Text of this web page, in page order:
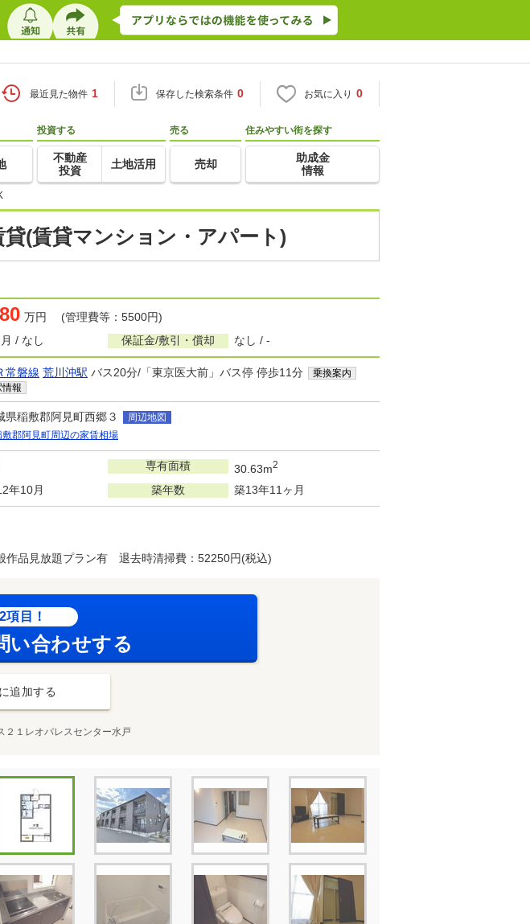
最近見た物件 1 保存した検索条件 0 お気に入り 0
投資する
不動産
投資
土地活用
売る
売却
住みやすい街を探す
助成金
情報
(賃貸マンション・アパート)
万円 (管理費等：5500円)
/ なし 保証金/敷引・償却 なし / -
常磐線 荒川沖駅 バス20分/「東京医大前」バス停 停歩11分
乗換案内
情報
県稲敷郡阿見町西郷３
周辺地図
敷郡阿見町周辺の家賃相場
専有面積 30.63m2
年10月 築年数 築13年11ヶ月
作品見放題プラン有 退去時清掃費：52250円(税込)
項目！
い合わせする
追加する
２１レオパレスセンター水戸